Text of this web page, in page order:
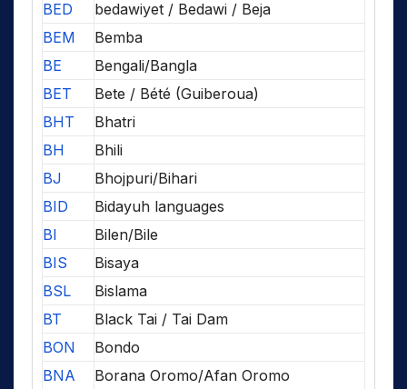
BED
bedawiyet / Bedawi / Beja
BEM
Bemba
BE
Bengali/Bangla
BET
Bete / Bété (Guiberoua)
BHT
Bhatri
BH
Bhili
BJ
Bhojpuri/Bihari
BID
Bidayuh languages
BI
Bilen/Bile
BIS
Bisaya
BSL
Bislama
BT
Black Tai / Tai Dam
BON
Bondo
BNA
Borana Oromo/Afan Oromo